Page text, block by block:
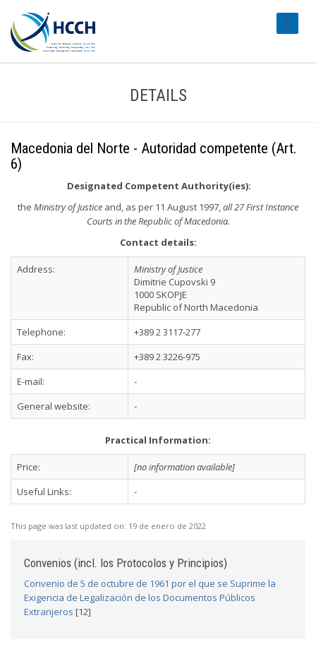
DETAILS
Macedonia del Norte - Autoridad competente (Art.
6)
Designated Competent Authority(ies):
the Ministry of Justice and, as per 11 August 1997,all 27 First Instance
Courts in the Republic of Macedonia.
Contact details:
Address:
Ministry of Justice
Dimitrie Cupovski 9
1000 SKOPJE
Republic of North Macedonia
Telephone:
+389 2 3117-277
Fax:
+389 2 3226-975
E-mail:
-
General website:
-
Practical Information:
Price:
[no information available]
Useful Links:
-
This page was last updated on: 19 de enero de 2022
Convenios (incl. los Protocolos y Principios)
Convenio de 5 de octubre de 1961 por el que se Suprime la
Exigencia de Legalización de los Documentos Públicos
Extranjeros [12]